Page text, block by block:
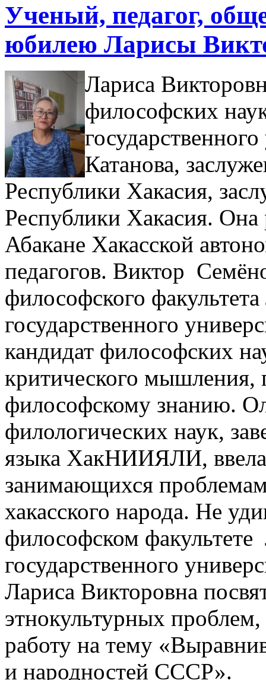
Ученый, педагог,
юбилею Ларисы
Лариса
философских
Катанова,
Республики Хакасия,
Республики Хакасия. Она
Абакане Хакасской
педагогов. Виктор
философского
государственного
кандидат философских
критического мышления,
философскому знанию.
филологических наук,
языка ХакНИИЯЛИ,
занимающихся
хакасского народа. Не
философском факультете
государственного
Лариса Викторовна
этнокультурных
работу на тему
и народностей СССР».